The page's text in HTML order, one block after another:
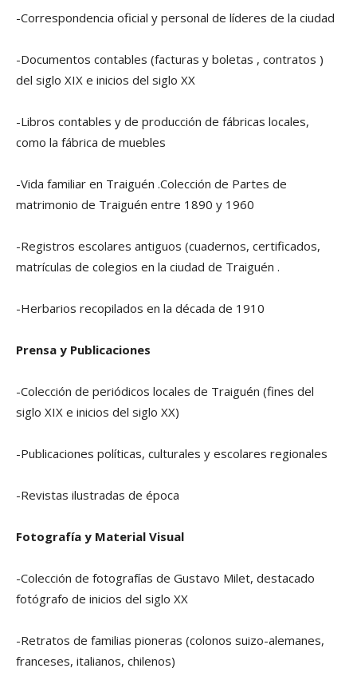
-Correspondencia oficial y personal de líderes de la ciudad
-Documentos contables (facturas y boletas , contratos )
del siglo XIX e inicios del siglo XX
-Libros contables y de producción de fábricas locales,
como la fábrica de muebles
-Vida familiar en Traiguén .Colección de Partes de
matrimonio de Traiguén entre 1890 y 1960
-Registros escolares antiguos (cuadernos, certificados,
matrículas de colegios en la ciudad de Traiguén .
-Herbarios recopilados en la década de 1910
Prensa y Publicaciones
-Colección de periódicos locales de Traiguén (fines del
siglo XIX e inicios del siglo XX)
-Publicaciones políticas, culturales y escolares regionales
-Revistas ilustradas de época
Fotografía y Material Visual
-Colección de fotografías de Gustavo Milet, destacado
fotógrafo de inicios del siglo XX
-Retratos de familias pioneras (colonos suizo-alemanes,
franceses, italianos, chilenos)